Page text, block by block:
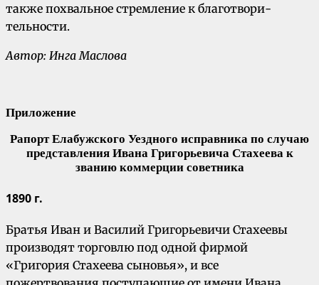
также похвальное стремление к благотвори­
тельности.
Автор: Инга Маслова
Приложение
Рапорт Елабужского Уездного исправника по случаю
представления Ивана Григорьевича Стахеева к
званию коммерции советника
1890 г.
Братья Иван и Василий Григорьевичи Стахеевы
производят торговлю под одной фирмой
«Григория Стахеева сыновья», и все